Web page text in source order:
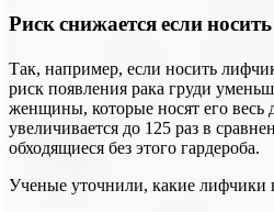
Риск снижается если
Так, например, если носить
риск появления рака груди
женщины, которые носят его весь
увеличивается до 125 раз в
обходящиеся без этого гардероба.
Ученые уточнили, какие лифчики